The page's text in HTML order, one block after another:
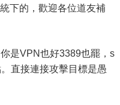
下的，歡迎各位道友補
是VPN也好3389也罷，s
直接連接攻擊目標是愚